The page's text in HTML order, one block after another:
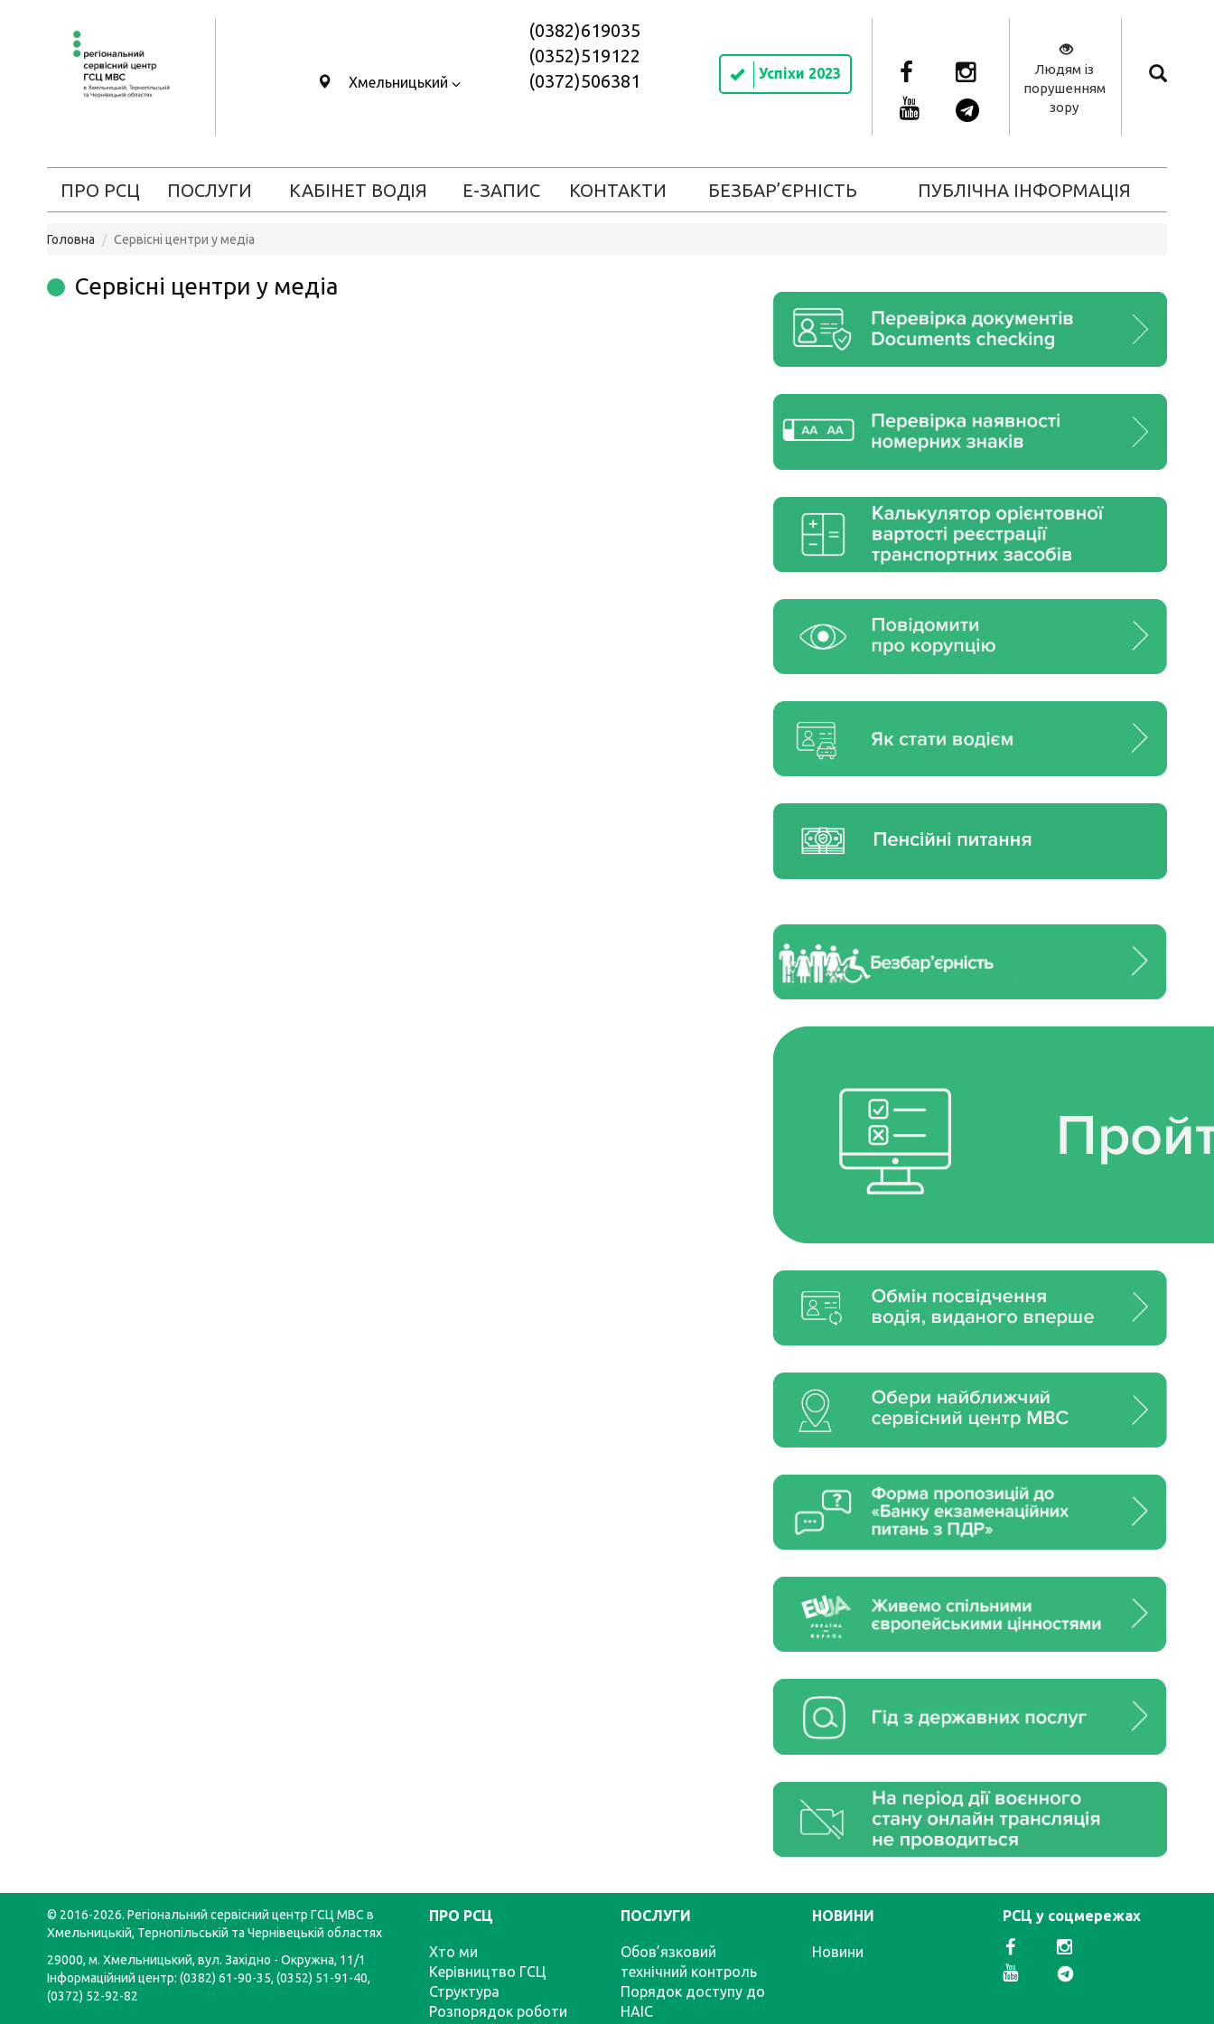
Хмельницький
(0382)619035
(0352)519122
(0372)506381
Успіхи 2023
Людям із
порушенням
зору
ПРО РСЦ ПОСЛУГИ КАБІНЕТ ВОДІЯ Е-ЗАПИС КОНТАКТИ БЕЗБАР’ЄРНІСТЬ ПУБЛІЧНА ІНФОРМАЦІЯ
Головна Сервісні центри у медіа
Сервісні центри у медіа
© 2016-2026. Регіональний сервісний центр ГСЦ МВС в
Хмельницькій, Тернопільській та Чернівецькій областях
29000, м. Хмельницький, вул. Західно - Окружна, 11/1
Інформаційний центр: (0382) 61-90-35, (0352) 51-91-40,
(0372) 52-92-82
ПРО РСЦ
Хто ми
Керівництво ГСЦ
Структура
Розпорядок роботи
ПОСЛУГИ
Обов’язковий
технічний контроль
Порядок доступу до
НАІС
НОВИНИ
Новини
РСЦ у соцмережах